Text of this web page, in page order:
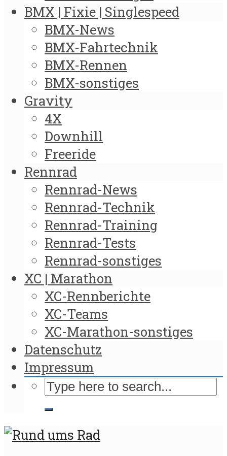
BMX | Fixie | Singlespeed
BMX-News
BMX-Fahrtechnik
BMX-Rennen
BMX-sonstiges
Gravity
4X
Downhill
Freeride
Rennrad
Rennrad-News
Rennrad-Technik
Rennrad-Training
Rennrad-Tests
Rennrad-sonstiges
XC | Marathon
XC-Rennberichte
XC-Teams
XC-Marathon-sonstiges
Datenschutz
Impressum